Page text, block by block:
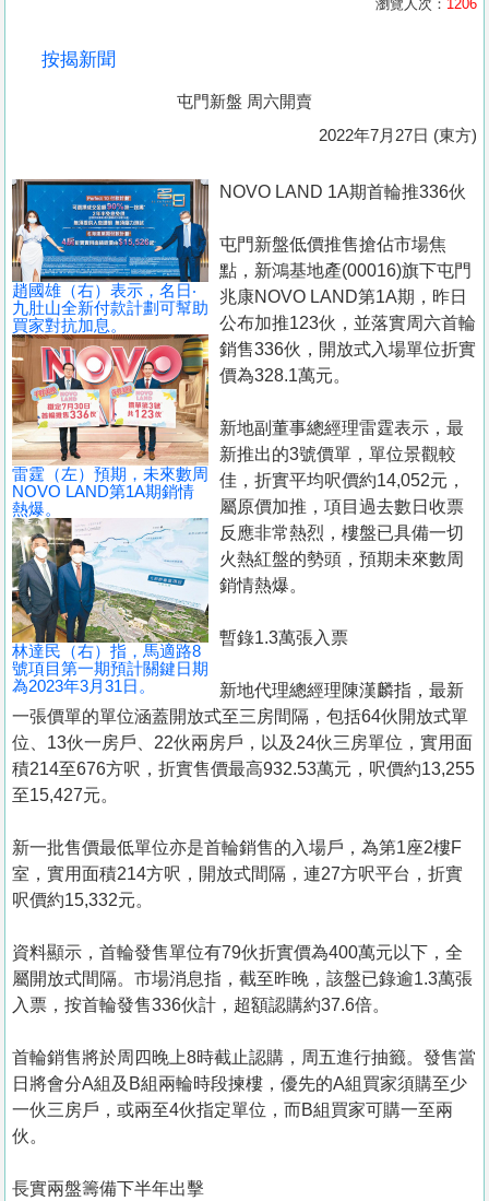
置
業
手
冊
關
於
我
們
瀏覽人次： 1206
按揭新聞
屯門新盤 周六開賣
2022年7月27日 (東方)
趙國雄（右）表示，名日‧
九肚山全新付款計劃可幫助
買家對抗加息。
雷霆（左）預期，未來數周
NOVO LAND第1A期銷情
熱爆。
林達民（右）指，馬適路8
號項目第一期預計關鍵日期
為2023年3月31日。
NOVO LAND 1A期首輪推336伙
屯門新盤低價推售搶佔市場焦
點，新鴻基地產(00016)旗下屯門
兆康NOVO LAND第1A期，昨日
公布加推123伙，並落實周六首輪
銷售336伙，開放式入場單位折實
價為328.1萬元。
新地副董事總經理雷霆表示，最
新推出的3號價單，單位景觀較
佳，折實平均呎價約14,052元，
屬原價加推，項目過去數日收票
反應非常熱烈，樓盤已具備一切
火熱紅盤的勢頭，預期未來數周
銷情熱爆。
暫錄1.3萬張入票
新地代理總經理陳漢麟指，最新
一張價單的單位涵蓋開放式至三房間隔，包括64伙開放式單
位、13伙一房戶、22伙兩房戶，以及24伙三房單位，實用面
積214至676方呎，折實售價最高932.53萬元，呎價約13,255
至15,427元。
新一批售價最低單位亦是首輪銷售的入場戶，為第1座2樓F
室，實用面積214方呎，開放式間隔，連27方呎平台，折實
呎價約15,332元。
資料顯示，首輪發售單位有79伙折實價為400萬元以下，全
屬開放式間隔。市場消息指，截至昨晚，該盤已錄逾1.3萬張
入票，按首輪發售336伙計，超額認購約37.6倍。
首輪銷售將於周四晚上8時截止認購，周五進行抽籤。發售當
日將會分A組及B組兩輪時段揀樓，優先的A組買家須購至少
一伙三房戶，或兩至4伙指定單位，而B組買家可購一至兩
伙。
長實兩盤籌備下半年出擊